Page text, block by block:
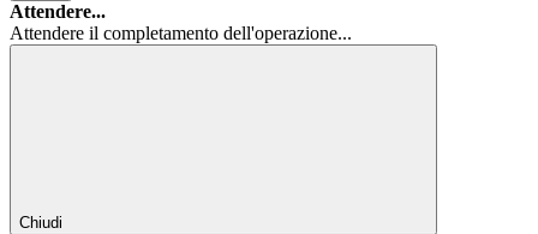
Attendere...
Attendere il completamento dell'operazione...
Chiudi